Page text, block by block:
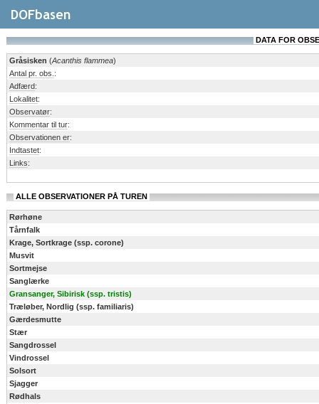
DATA FOR
Gråsisken (Acanthis flammea)
Antal pr. obs. :
Adfærd:
Lokalitet:
Observatør:
Kommentar til tur:
Observationen er:
Indtastet:
Links:
ALLE OBSERVATIONER PÅ TUREN
Rørhøne
Tårnfalk
Krage, Sortkrage (ssp. corone)
Musvit
Sortmejse
Sanglærke
Gransanger, Sibirisk (ssp. tristis)
Træløber, Nordlig (ssp. familiaris)
Gærdesmutte
Stær
Sangdrossel
Vindrossel
Solsort
Sjagger
Rødhals